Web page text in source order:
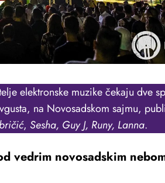
elektronske muzike čekaju dve
na Novosadskom sajmu,
, Sesha, Guy J, Runy, Lanna.
vedrim novosadskim